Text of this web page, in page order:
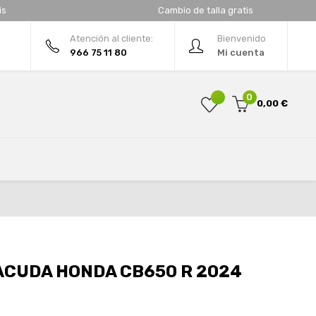
Cambio de talla gratis
Bienvenido
Mi cuenta
Atención al cliente:
966 75 11 80
0
0,00 €
HONDA CB650 R 2024